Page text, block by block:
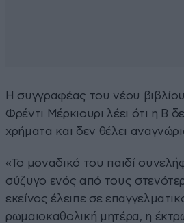
Η συγγραφέας του νέου
Φρέντι Μέρκιουρι λέει ότι η B
χρήματα και δεν θέλει
«Το μοναδικό του παιδί
σύζυγο ενός από τους
εκείνος έλειπε σε
ρωμαιοκαθολική μητέρα, η